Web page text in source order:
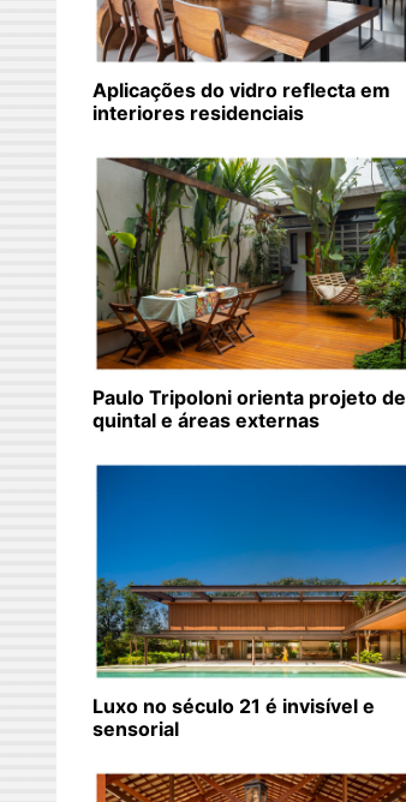
Aplicações do vidro reflecta em
interiores residenciais
Paulo Tripoloni orienta projeto de
quintal e áreas externas
Luxo no século 21 é invisível e
sensorial